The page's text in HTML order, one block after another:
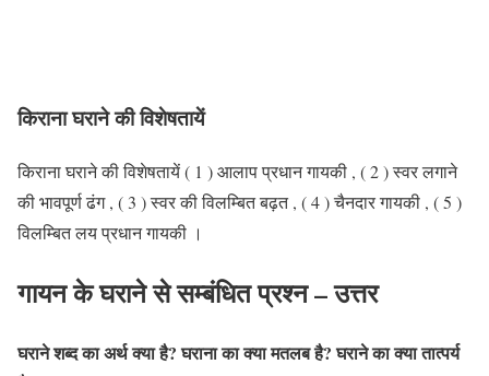
किराना घराने की विशेषतायें
किराना घराने की विशेषतायें ( 1 ) आलाप प्रधान गायकी , ( 2 ) स्वर लगाने
की भावपूर्ण ढंग , ( 3 ) स्वर की विलम्बित बढ़त , ( 4 ) चैनदार गायकी , ( 5 )
विलम्बित लय प्रधान गायकी ।
गायन के घरानेसे सम्बंधितप्रश्न – उत्तर
घराने शब्द का अर्थ क्या है? घराना का क्या मतलब है? घराने का क्या तात्पर्य